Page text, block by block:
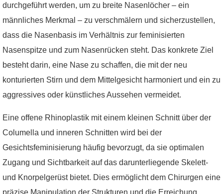
durchgeführt werden, um zu breite Nasenlöcher – ein
männliches Merkmal – zu verschmälern und sicherzustellen,
dass die Nasenbasis im Verhältnis zur feminisierten
Nasenspitze und zum Nasenrücken steht. Das konkrete Ziel
besteht darin, eine Nase zu schaffen, die mit der neu
konturierten Stirn und dem Mittelgesicht harmoniert und ein zu
aggressives oder künstliches Aussehen vermeidet.
Eine offene Rhinoplastik mit einem kleinen Schnitt über der
Columella und inneren Schnitten wird bei der
Gesichtsfeminisierung häufig bevorzugt, da sie optimalen
Zugang und Sichtbarkeit auf das darunterliegende Skelett-
und Knorpelgerüst bietet. Dies ermöglicht dem Chirurgen eine
präzise Manipulation der Strukturen und die Erreichung